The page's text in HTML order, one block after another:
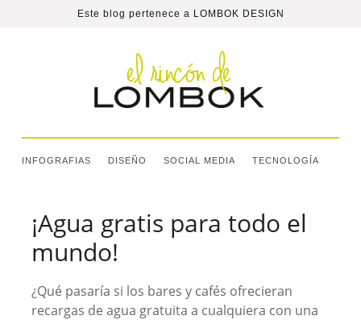
Este blog pertenece a LOMBOK DESIGN
INFOGRAFIAS DISEÑO SOCIAL MEDIA TECNOLOGÍA
¡Agua gratis para todo el
mundo!
¿Qué pasaría si los bares y cafés ofrecieran
recargas de agua gratuita a cualquiera con una